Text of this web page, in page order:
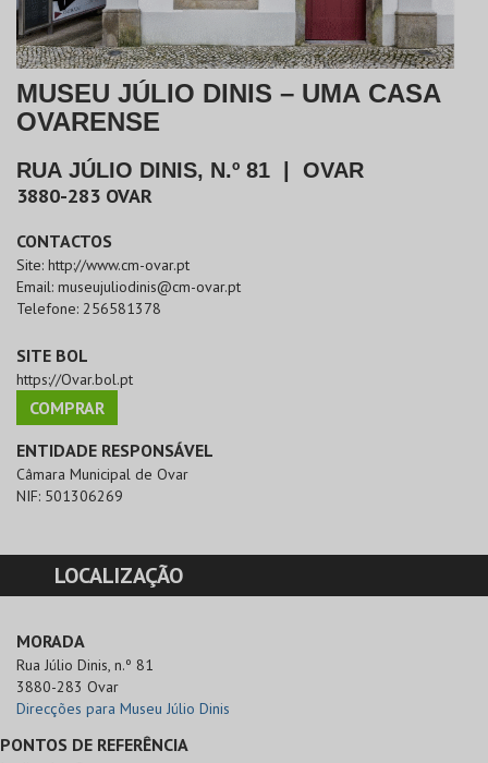
MUSEU JÚLIO DINIS – UMA CASA
OVARENSE
RUA JÚLIO DINIS, N.º 81 OVAR
3880-283 OVAR
CONTACTOS
Site: http://www.cm-ovar.pt
Email: museujuliodinis@cm-ovar.pt
Telefone: 256581378
SITE BOL
https://Ovar.bol.pt
COMPRAR
ENTIDADE RESPONSÁVEL
Câmara Municipal de Ovar
NIF: 501306269
LOCALIZAÇÃO
MORADA
Rua Júlio Dinis, n.º 81
3880-283 Ovar
Direcções para Museu Júlio Dinis
PONTOS DE REFERÊNCIA